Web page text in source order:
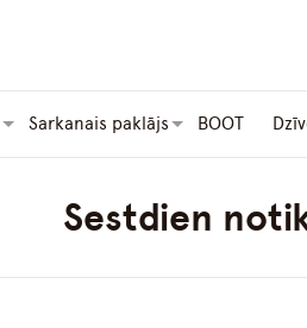
Sarkanais paklājs BOOT
Sestdien